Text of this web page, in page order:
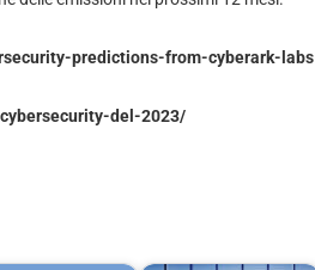
predictions-from-cyberark-labs
del-2023/